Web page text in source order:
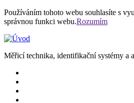
Používáním tohoto webu souhlasíte s
správnou funkci webu.Rozumím
Měřicí technika, identifikační systémy a